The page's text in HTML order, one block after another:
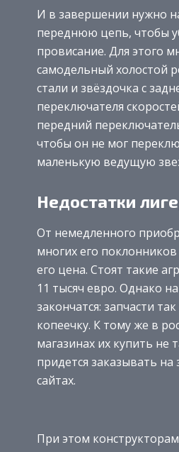
И в завершении нужно
переднюю цепь, чтобы
провисание. Для этого
самодельный холостой
стали и звёздочка с
переключателя
передний
чтобы он не мог
маленькую ведущую
Недостатки
От немедленного
многих его
его цена. Стоят такие
11 тысяч евро. Однако
закончатся: запчасти
копеечку. К тому же в
магазинах их купить не
придется заказывать на
сайтах.
При этом